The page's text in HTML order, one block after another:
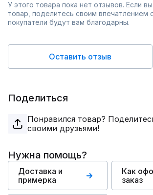
У этого товара пока нет отзывов. Если
товар, поделитесь своим впечатлением
покупатели будут вам благодарны.
Оставить отзыв
Поделиться
Понравился товар?
своими друзьями!
Нужна помощь?
Доставка и
примерка
Как
заказ